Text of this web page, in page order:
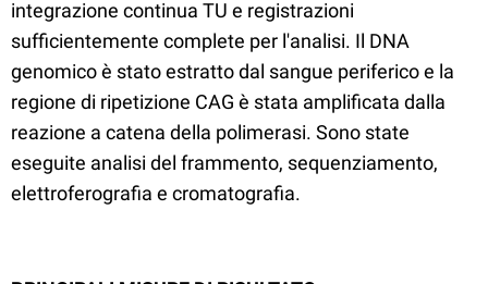
integrazione continua TU e registrazioni
sufficientemente complete per l'analisi. Il DNA
genomico è stato estratto dal sangue periferico e la
regione di ripetizione CAG è stata amplificata dalla
reazione a catena della polimerasi. Sono state
eseguite analisi del frammento, sequenziamento,
elettroferografia e cromatografia.